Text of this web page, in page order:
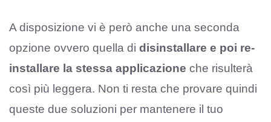
A disposizione vi è però anche una seconda
opzione ovvero quella di disinstallare e poi re-
installare la stessa applicazione che risulterà
così più leggera. Non ti resta che provare quindi
queste due soluzioni per mantenere il tuo